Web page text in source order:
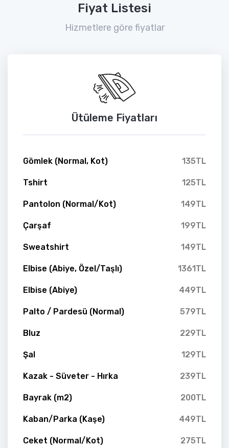
Fiyat Listesi
Hizmetlere göre fiyatlar
Ütüleme Fiyatları
Gömlek (Normal, Kot) 135TL
Tshirt 125TL
Pantolon (Normal/Kot) 149TL
Çarşaf 199TL
Sweatshirt 149TL
Elbise (Abiye, Özel/Taşlı) 1361TL
Elbise (Abiye) 449TL
Palto / Pardesü (Normal) 579TL
Bluz 229TL
Şal 129TL
Kazak - Süveter - Hırka 239TL
Bayrak (m2) 200TL
Kaban/Parka (Kaşe) 449TL
Ceket (Normal/Kot) 275TL